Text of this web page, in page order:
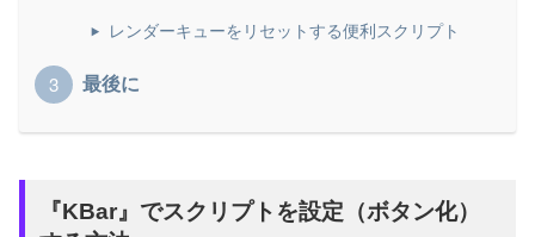
レンダーキューをリセットする便利スクリプト
最後に
『KBar』でスクリプトを設定（ボタン化）